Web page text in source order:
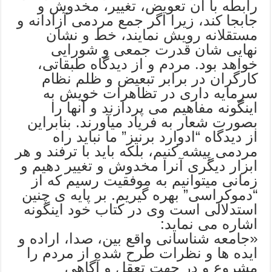
رابطه با آن تعویض، تغییر، مخدوش و
جابجا کند، زیرا اگر جمع مردمی آزادانه و
مستقلانه رویش نمایند، خط و نشان
نهایی شان قدرت جمعی و شورایی
خواهد بود. مردم و از دیدگاه طبقاتی،
کارگران در برابر تبعیض و ظلم نظام
سرمایه داری در تظاهرات خویش به
اینگونه مفاهیم می پردازند و آنها را
بصورت شعار به فریاد میآورند. بنابراین
از دیدگاه “ادوارد برنیز” ما نباید راه
مردمی پیشه کنیم، بلکه باید با ترفند و هر
ابزار دیگری آنرا مخدوش و تغییر دهیم و
زمانی میتوانیم به موفقیت رسیم که از
“دموکراسی” بهره گیریم. بر پایه ی چنین
استدلالی است وی در کتاب خود اینگونه
اشاره می نماید:
«جامعه شناسانی واقع بین، صدا، اراده و
ایده ها و نظرات طرح شده از مردم را
مشروع و در جهت تعقل و آگاهی